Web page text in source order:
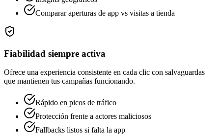
Comparar aperturas de app vs visitas a tienda
Fiabilidad siempre activa
Ofrece una experiencia consistente en cada clic con salvaguardas
que mantienen tus campañas funcionando.
Rápido en picos de tráfico
Protección frente a actores maliciosos
Fallbacks listos si falta la app